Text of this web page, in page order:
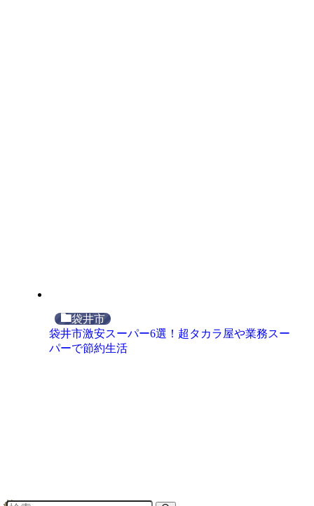
袋井市
袋井市激安スーパー6選！超タカラ屋や業務スー
パーで節約生活